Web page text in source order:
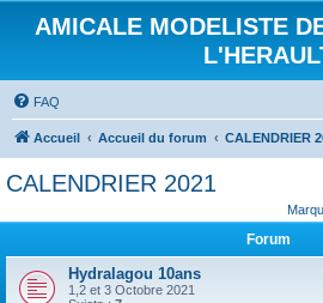
AMICALE MODELISTE
FAQ
Accueil Accueil du forum CALENDRIER
CALENDRIER 2021
Forum
Hydralagou 10ans
1,2 et 3 Octobre 2021